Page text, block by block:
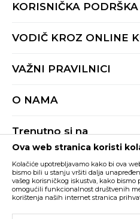
KORISNIČKA PODRŠKA
Provjeri status porudžbine
Radno vrijeme 9-16h
VODIČ KROZ ONLINE
Načini isporuke
Reklamacije
VAŽNI PRAVILNICI
Pravila Sport&Bonus programa
O NAMA
BUZZ Shopovi
Postani dio BUZZ tima
Trenutno si na
Buzz Crna Gora
Nastojimo da budemo što precizniji u
cijena, ali ne možemo garantovati da
grešaka. Svi artikli prikazani na sajtu su
su dostupni u svakom trenutku.
Ova web stranica koristi
Kolačiće upotrebljavamo kako bi ova
bismo bili u stanju vršiti dalja
vašeg korisničkog iskustva, kako bismo
omogućili funkcionalnost društvenih
korištenja naših internet stranica